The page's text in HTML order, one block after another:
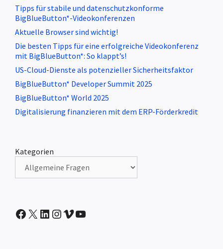
Tipps für stabile und datenschutzkonforme
BigBlueButton*-Videokonferenzen
Aktuelle Browser sind wichtig!
Die besten Tipps für eine erfolgreiche Videokonferenz
mit BigBlueButton*: So klappt’s!
US-Cloud-Dienste als potenzieller Sicherheitsfaktor
BigBlueButton* Developer Summit 2025
BigBlueButton* World 2025
Digitalisierung finanzieren mit dem ERP-Förderkredit
Kategorien
IntranetBOX auf Facebook
X IntranetBOX auf LinkedIn
IntranetBOX auf Instagram
IntranetBOX auf VimeoIntranetBOX auf Youtube